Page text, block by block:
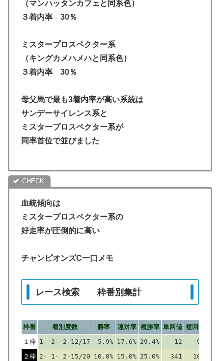
（マンハッタンカフェと同系色）
３着内率 30％
ミスタープロスペクター系
（キングカメハメハと同系色）
３着内率 30％
母父馬で最も3着内率が高い系統は
サンデーサイレンス系と
ミスタープロスペクター系が
同率首位で並びました
血統傾向は
ミスタープロスペクター系の
好走率が圧倒的に高い
チャンピオンズC一口メモ
レース検索 枠番別集計
枠番 着別度数 勝率 連対率 複勝率 単回値 複回値
１枠 1- 2- 2-12/17 5.9% 17.6% 29.4% 12
97
２枠 2- 1- 2-15/20 10.0% 15.0% 25.0% 341
100